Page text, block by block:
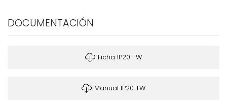
DOCUMENTACIÓN
Ficha IP20 TW
Manual IP20 TW